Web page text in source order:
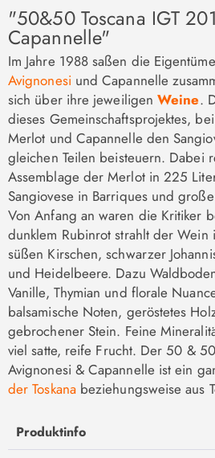
"50&50 Toscana IGT
Capannelle"
Im Jahre 1988 saßen die
Avignonesi und Capannelle
sich über ihre jeweiligenWeine.
dieses Gemeinschaftsprojektes,
Merlot und Capannelle den
gleichen Teilen beisteuern. Dabei
Assemblage der Merlot in 225
Sangiovese in Barriques und
Von Anfang an waren die Kritiker
dunklem Rubinrot strahlt der Wein
süßen Kirschen, schwarzer
und Heidelbeere. Dazu
Vanille, Thymian und florale
balsamische Noten, geröstetes
gebrochener Stein. Feine
viel satte, reife Frucht. Der 50 &
Avignonesi & Capannelle ist ein
der Toskanabeziehungsweise aus
Produktinfo